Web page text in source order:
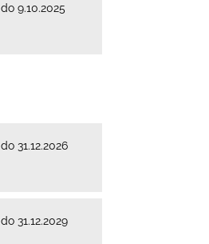
do 9.10.2025
do 31.12.2026
do 31.12.2029